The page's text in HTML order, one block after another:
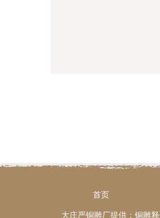
首页
大庄严铜雕厂提供：铜雕